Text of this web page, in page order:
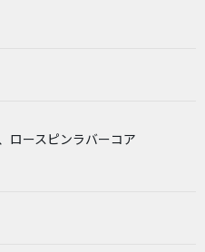
ロースピンラバーコア